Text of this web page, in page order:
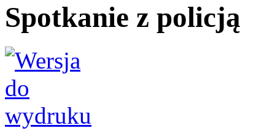
Spotkanie z policją